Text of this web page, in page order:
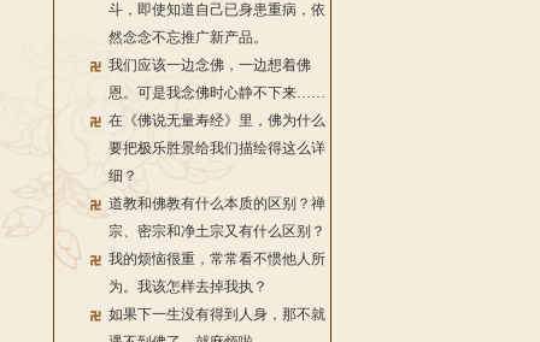
斗，即使知道自己已身患重病，依
然念念不忘推广新产品。
我们应该一边念佛，一边想着佛
恩。可是我念佛时心静不下来……
在《佛说无量寿经》里，佛为什么
要把极乐胜景给我们描绘得这么详
细？
道教和佛教有什么本质的区别？禅
宗、密宗和净土宗又有什么区别？
我的烦恼很重，常常看不惯他人所
为。我该怎样去掉我执？
如果下一生没有得到人身，那不就